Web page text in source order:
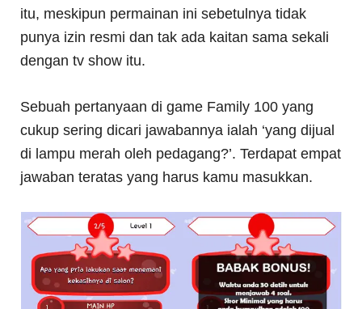
itu, meskipun permainan ini sebetulnya tidak
punya izin resmi dan tak ada kaitan sama sekali
dengan tv show itu.
Sebuah pertanyaan di game Family 100 yang
cukup sering dicari jawabannya ialah ‘yang dijual
di lampu merah oleh pedagang?’. Terdapat empat
jawaban teratas yang harus kamu masukkan.